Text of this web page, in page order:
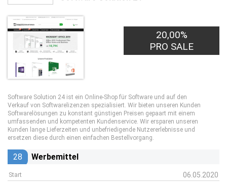
20,00%
PRO SALE
Software Solution 24 ist ein Online-Shop für Software und auf den
Verkauf von Softwarelizenzen spezialisiert. Wir bieten unseren Kunden
Softwarelösungen zu konstant günstigen Preisen gepaart mit einem
umfassenden und kompetenten Kundenservice. Wir ersparen unseren
Kunden lange Lieferzeiten und unbefriedigende Nutzererlebnisse und
ersetzen diese durch einen einfachen Bestellvorgang.
28 Werbemittel
Start 06.05.2020